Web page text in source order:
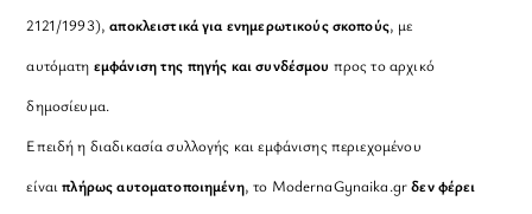
2121/1993), αποκλειστικά για ενημερωτικούς σκοπούς, με
αυτόματη εμφάνιση της πηγής και συνδέσμου προς το αρχικό
δημοσίευμα.
Επειδή η διαδικασία συλλογής και εμφάνισης περιεχομένου
είναιπλήρως αυτοματοποιημένη, το ModernaGynaika.grδεν φέρει